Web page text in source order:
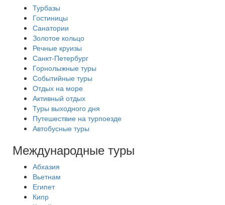
Турбазы
Гостиницы
Санатории
Золотое кольцо
Речные круизы
Санкт-Петербург
Горнолыжные туры
Событийные туры
Отдых на море
Активный отдых
Туры выходного дня
Путешествие на турпоезде
Автобусные туры
Международные туры
Абхазия
Вьетнам
Египет
Кипр